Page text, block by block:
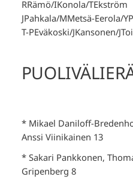
RRämö/IKonola/
JPahkala/MMetsä-
T-PEväkoski/
* Mikael Daniloff-
Anssi Viinikainen 13
* Sakari Pankkonen,
Gripenberg 8